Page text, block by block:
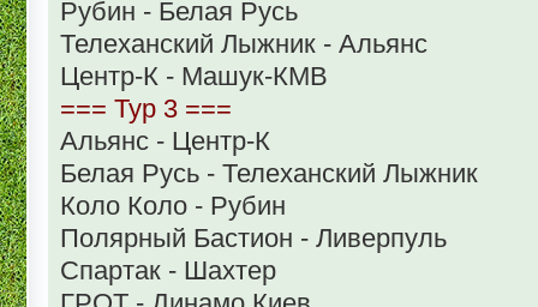
Рубин - Белая Русь
Телеханский Лыжник - Альянс
Центр-К - Машук-КМВ
=== Тур 3 ===
Альянс - Центр-К
Белая Русь - Телеханский Лыжник
Коло Коло - Рубин
Полярный Бастион - Ливерпуль
Спартак - Шахтер